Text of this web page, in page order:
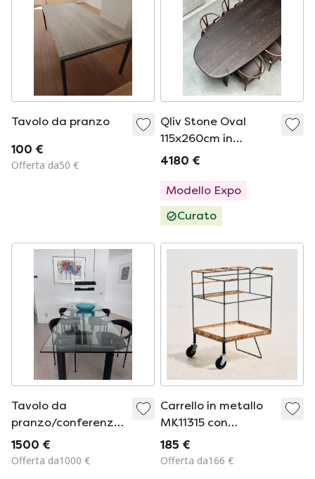
Tavolo da pranzo
100 €
Offerta da50 €
Qliv Stone Oval
115x260cm in
frassino massello
Mostra modello
4180 €
Modello Expo
Curato
Tavolo da
pranzo/conferenza
Cassina Le Corbusier
LC6
1500 €
Offerta da1000 €
Carrello in metallo
MK11315 con
dettagli in bambù e
vimini
185 €
Offerta da166 €